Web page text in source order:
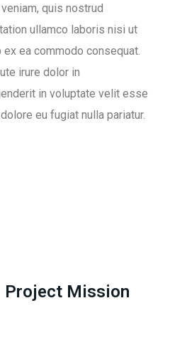
quis nostrud
ullamco laboris nisi ut
ex ea commodo consequat.
irure dolor in
in voluptate velit esse
eu fugiat nulla pariatur.
Project Mission